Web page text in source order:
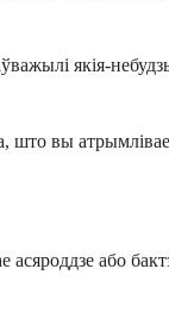
якія-
што вы
або